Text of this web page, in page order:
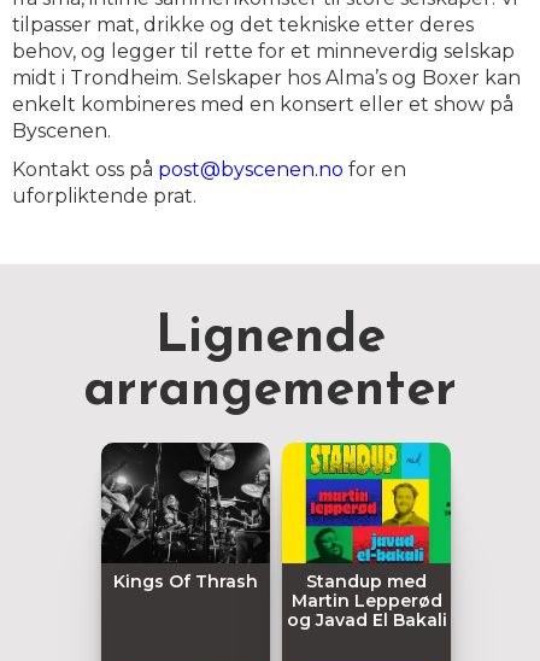
tilpasser mat, drikke og det tekniske etter deres
behov, og legger til rette for et minneverdig selskap
midt i Trondheim. Selskaper hos Alma’s og Boxer kan
enkelt kombineres med en konsert eller et show på
Byscenen.
Kontakt oss på post@byscenen.no for en
uforpliktende prat.
Lignende
arrangementer
Kings Of Thrash
Standup med
Martin Lepperød
og Javad El Bakali